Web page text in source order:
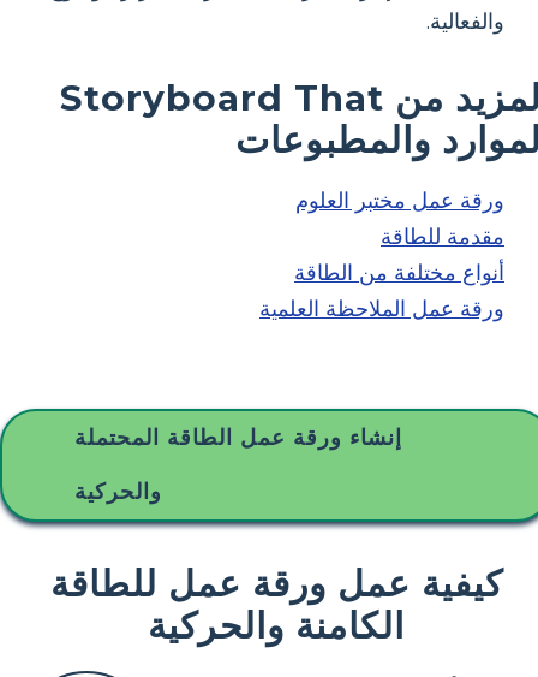
والفعالية.
المزيد من Storyboard That
والمطبوعات
ورقة عمل مختبر العلوم
مقدمة للطاقة
أنواع مختلفة من الطاقة
ورقة عمل الملاحظة العلمية
إنشاء ورقة عمل الطاقة المحتملة
والحركية
كيفية عمل ورقة عمل للطاقة
الكامنة والحركية